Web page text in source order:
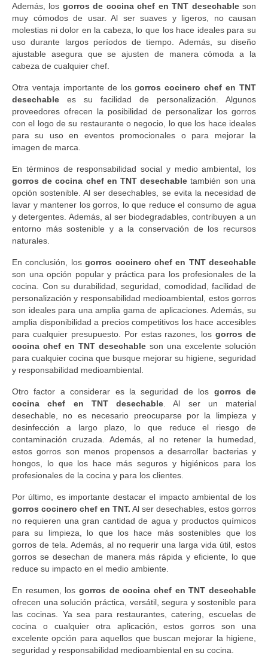
Además, los gorros de cocina chef en TNT desechableson
muy cómodos de usar. Al ser suaves y ligeros, no causan
molestias ni dolor en la cabeza, lo que los hace ideales para su
uso durante largos períodos de tiempo. Además, su diseño
ajustable asegura que se ajusten de manera cómoda a la
cabeza de cualquier chef.
Otra ventaja importante de los gorros cocinero chef en TNT
desechable es su facilidad de personalización. Algunos
proveedores ofrecen la posibilidad de personalizar los gorros
con el logo de su restaurante o negocio, lo que los hace ideales
para su uso en eventos promocionales o para mejorar la
imagen de marca.
En términos de responsabilidad social y medio ambiental, los
gorros de cocina chef en TNT desechable también son una
opción sostenible. Al ser desechables, se evita la necesidad de
lavar y mantener los gorros, lo que reduce el consumo de agua
y detergentes. Además, al ser biodegradables, contribuyen a un
entorno más sostenible y a la conservación de los recursos
naturales.
En conclusión, losgorros cocinero chef en TNT desechable
son una opción popular y práctica para los profesionales de la
cocina. Con su durabilidad, seguridad, comodidad, facilidad de
personalización y responsabilidad medioambiental, estos gorros
son ideales para una amplia gama de aplicaciones. Además, su
amplia disponibilidad a precios competitivos los hace accesibles
para cualquier presupuesto. Por estas razones, losgorros de
cocina chef en TNT desechable son una excelente solución
para cualquier cocina que busque mejorar su higiene, seguridad
y responsabilidad medioambiental.
Otro factor a considerar es la seguridad de los gorros de
cocina chef en TNT desechable . Al ser un material
desechable, no es necesario preocuparse por la limpieza y
desinfección a largo plazo, lo que reduce el riesgo de
contaminación cruzada. Además, al no retener la humedad,
estos gorros son menos propensos a desarrollar bacterias y
hongos, lo que los hace más seguros y higiénicos para los
profesionales de la cocina y para los clientes.
Por último, es importante destacar el impacto ambiental de los
gorros cocinero chef en TNT. Al ser desechables, estos gorros
no requieren una gran cantidad de agua y productos químicos
para su limpieza, lo que los hace más sostenibles que los
gorros de tela. Además, al no requerir una larga vida útil, estos
gorros se desechan de manera más rápida y eficiente, lo que
reduce su impacto en el medio ambiente.
En resumen, los gorros de cocina chef en TNT desechable
ofrecen una solución práctica, versátil, segura y sostenible para
las cocinas. Ya sea para restaurantes, catering, escuelas de
cocina o cualquier otra aplicación, estos gorros son una
excelente opción para aquellos que buscan mejorar la higiene,
seguridad y responsabilidad medioambiental en su cocina.